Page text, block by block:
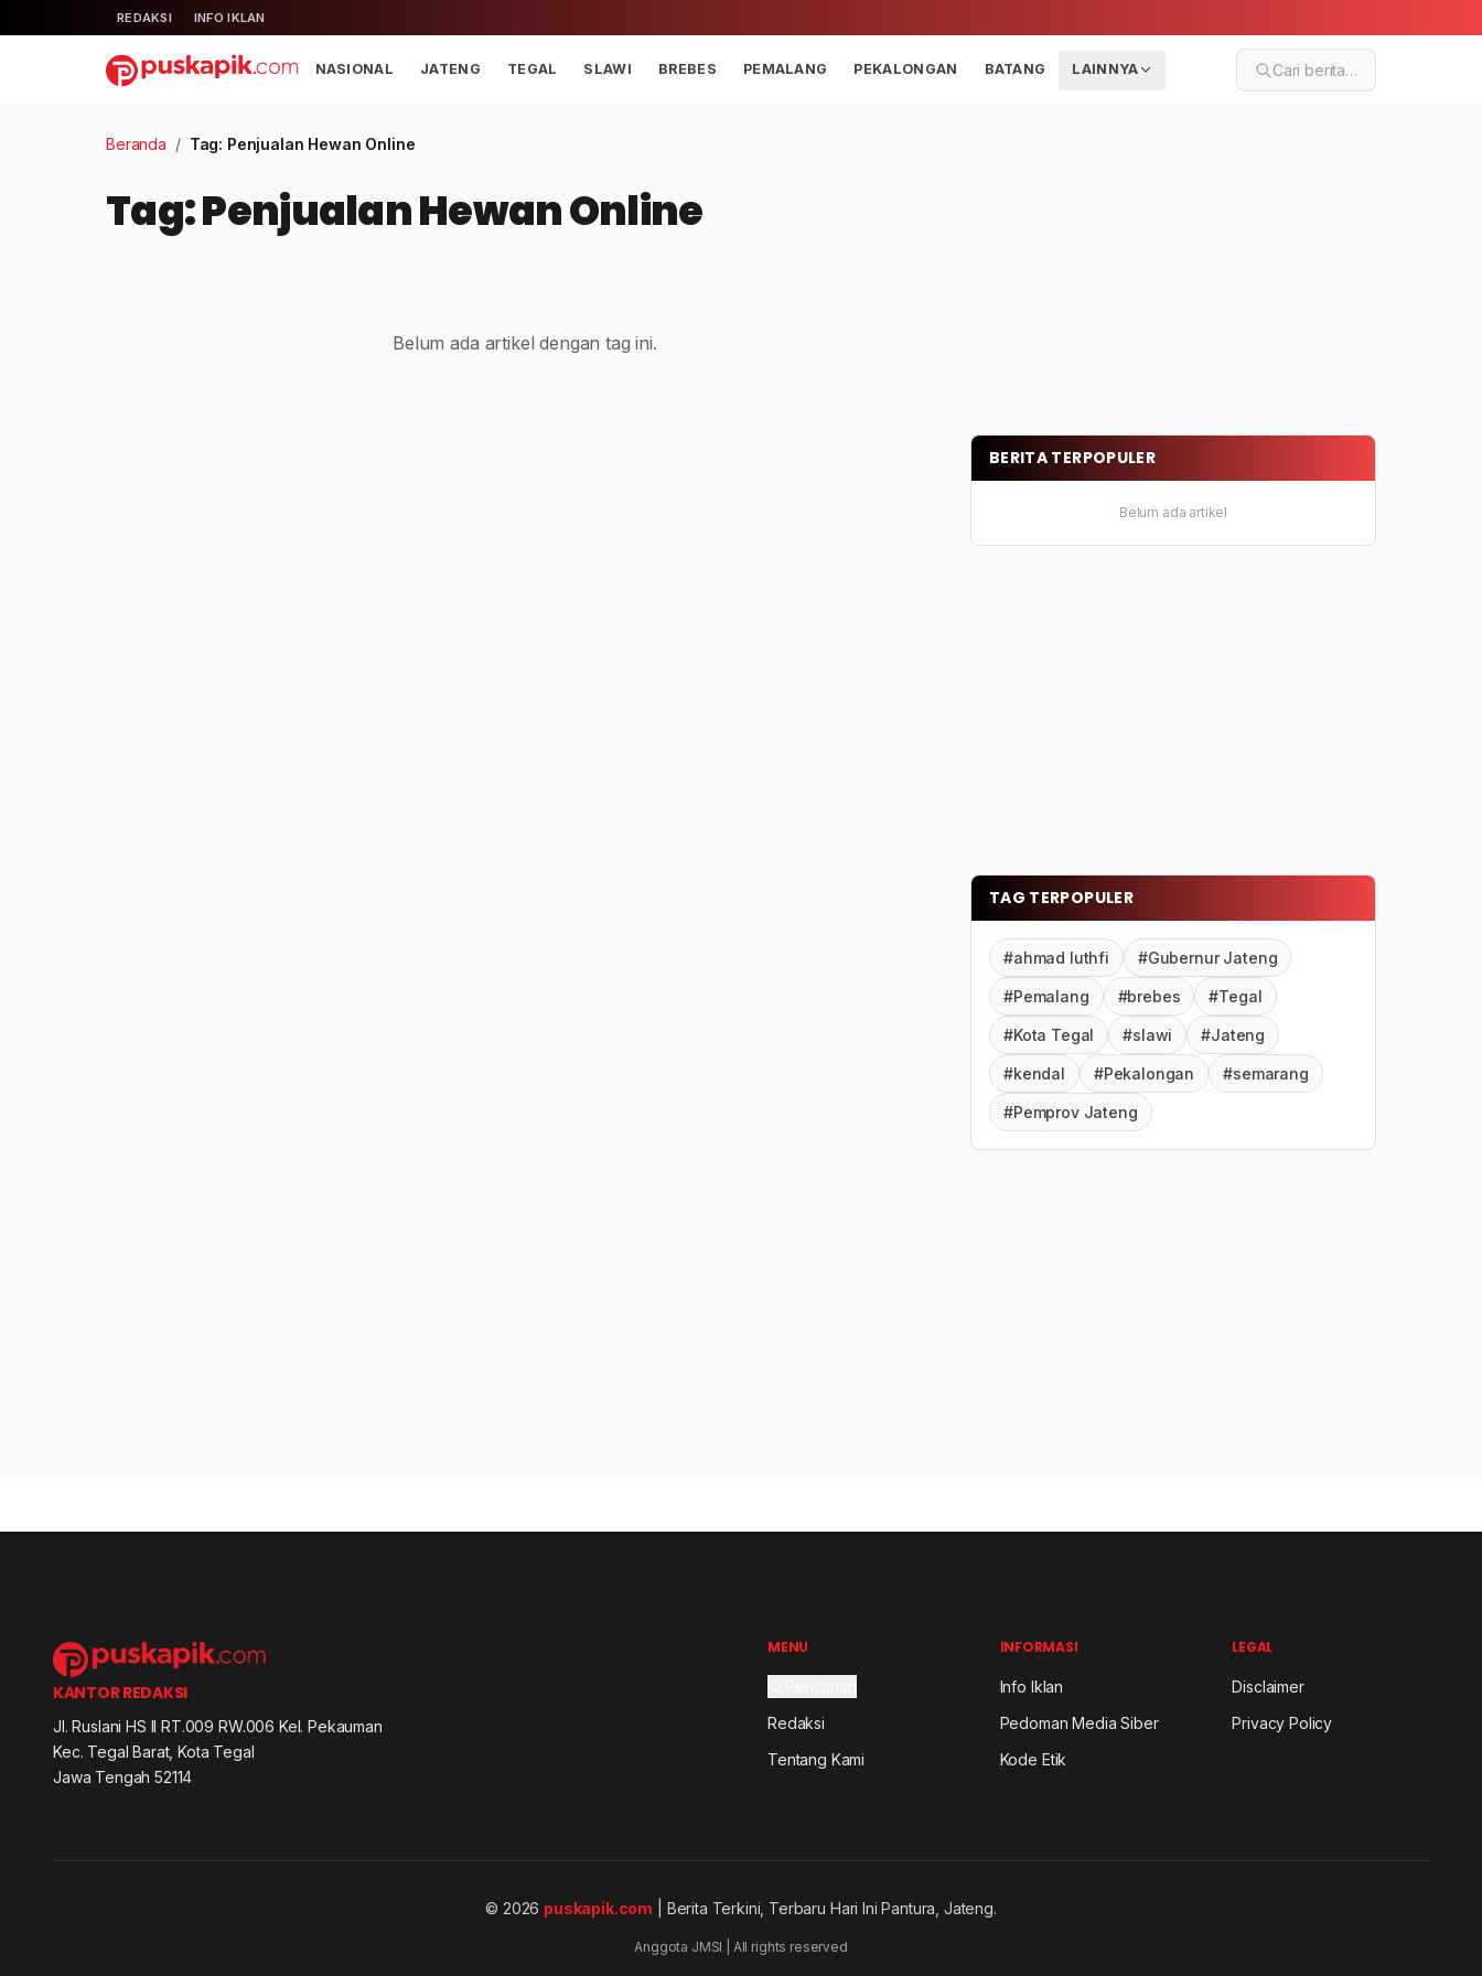
REDAKSI INFO IKLAN
NASIONAL JATENG TEGAL SLAWI BREBES PEMALANG PEKALONGAN BATANG LAINNYA Cari berita…
Beranda / Tag: Penjualan Hewan Online
Tag: Penjualan Hewan Online
Belum ada artikel dengan tag ini.
BERITA TERPOPULER
Belum ada artikel
TAG TERPOPULER
#ahmad luthfi #Gubernur Jateng
#Pemalang #brebes #Tegal
#Kota Tegal #slawi #Jateng
#kendal #Pekalongan #semarang
#Pemprov Jateng
KANTOR REDAKSI
Jl. Ruslani HS II RT.009 RW.006 Kel. Pekauman
Kec. Tegal Barat, Kota Tegal
Jawa Tengah 52114
MENU
Redaksi
Tentang Kami
INFORMASI
Info Iklan
Pedoman Media Siber
Kode Etik
LEGAL
Disclaimer
Privacy Policy
© 2026 puskapik.com | Berita Terkini, Terbaru Hari Ini Pantura, Jateng.
Anggota JMSI | All rights reserved